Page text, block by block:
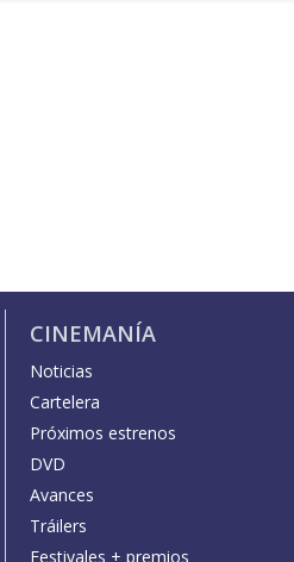
CINEMANÍA
Noticias
Cartelera
Próximos estrenos
DVD
Avances
Tráilers
Festivales + premios